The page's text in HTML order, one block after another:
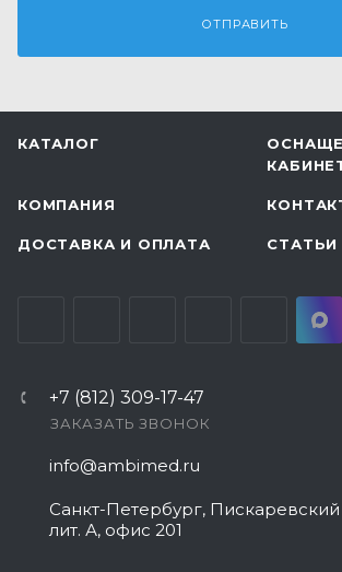
КАТАЛОГ
КОМПАНИЯ
ДОСТАВКА И ОПЛАТА СТАТЬИ
+7 (812) 309-17-47
ЗАКАЗАТЬ ЗВОНОК
info@ambimed.ru
Санкт-Петербург,
лит. А, офис 201